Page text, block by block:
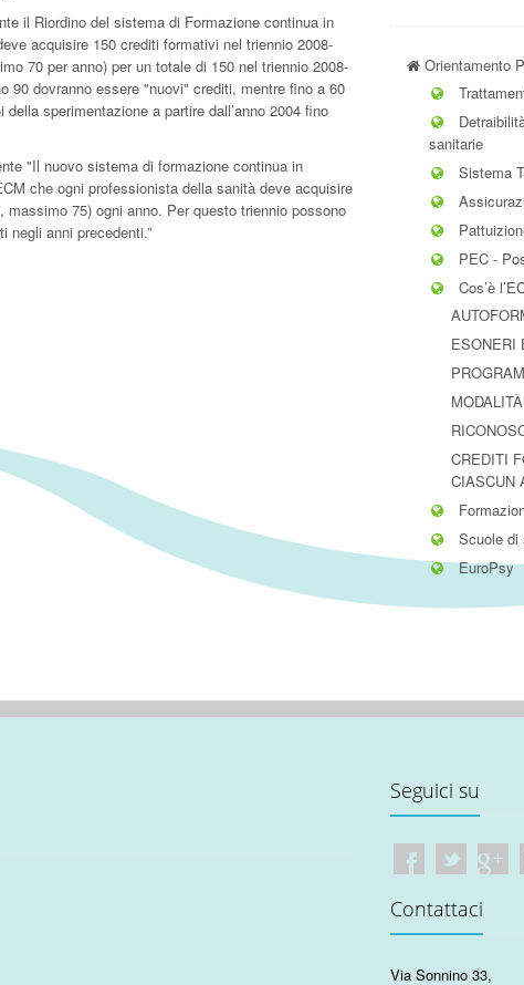
il Riordino del sistema di Formazione continua in
acquisire 150 crediti formativi nel triennio 2008-
70 per anno) per un totale di 150 nel triennio 2008-
90 dovranno essere "nuovi" crediti, mentre fino a 60
sperimentazione a partire dall’anno 2004 fino
"Il nuovo sistema di formazione continua in
che ogni professionista della sanità deve acquisire
75) ogni anno. Per questo triennio possono
negli anni precedenti.”
Orientamento
sanitarie
Sistema
PEC -
Cos’è
ESONERI
CREDITI
CIASCUN
Scuole di
EuroPsy
Seguici su
Contattaci
Via Sonnino 33,